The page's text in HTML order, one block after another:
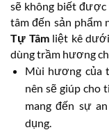
sẽ không biết được
tâm đến sản phẩm
Tự Tâmliệt kê dưới
dùng trầm hương
Mùi hương của
nên sẽ giúp cho
mang đến sự
dụng.